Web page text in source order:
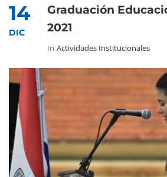
14
DIC
Graduación
2021
In Actividades Institucionales